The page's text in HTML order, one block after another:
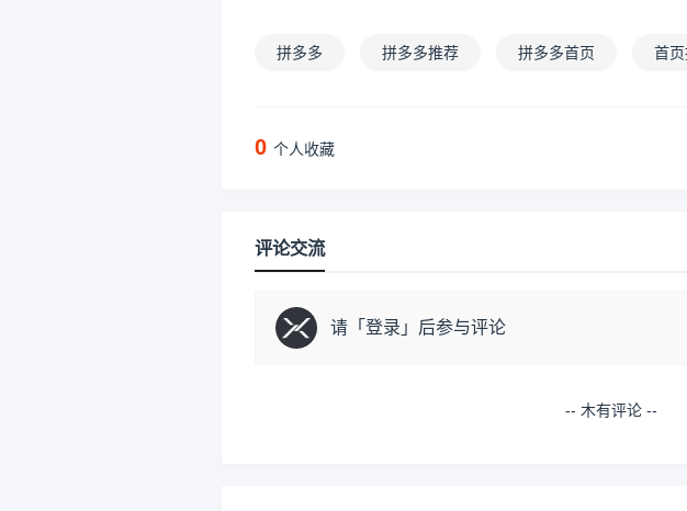
拼多多 拼多多推荐 拼多多首页 首
0 个人收藏
评论交流
请「 登录 」后参与评论
-- 木有评论 --